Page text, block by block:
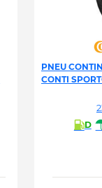
PNEU
CONTI
D